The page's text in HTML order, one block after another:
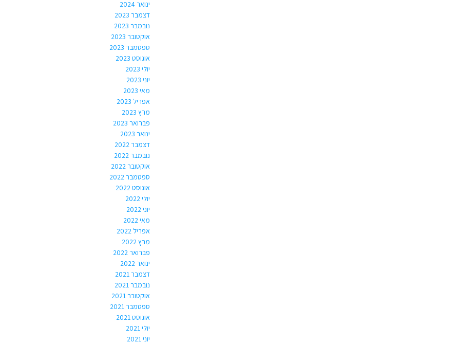
ינואר 2024
דצמבר 2023
נובמבר 2023
אוקטובר 2023
ספטמבר 2023
אוגוסט 2023
יולי 2023
יוני 2023
מאי 2023
אפריל 2023
מרץ 2023
פברואר 2023
ינואר 2023
דצמבר 2022
נובמבר 2022
אוקטובר 2022
ספטמבר 2022
אוגוסט 2022
יולי 2022
יוני 2022
מאי 2022
אפריל 2022
מרץ 2022
פברואר 2022
ינואר 2022
דצמבר 2021
נובמבר 2021
אוקטובר 2021
ספטמבר 2021
אוגוסט 2021
יולי 2021
יוני 2021